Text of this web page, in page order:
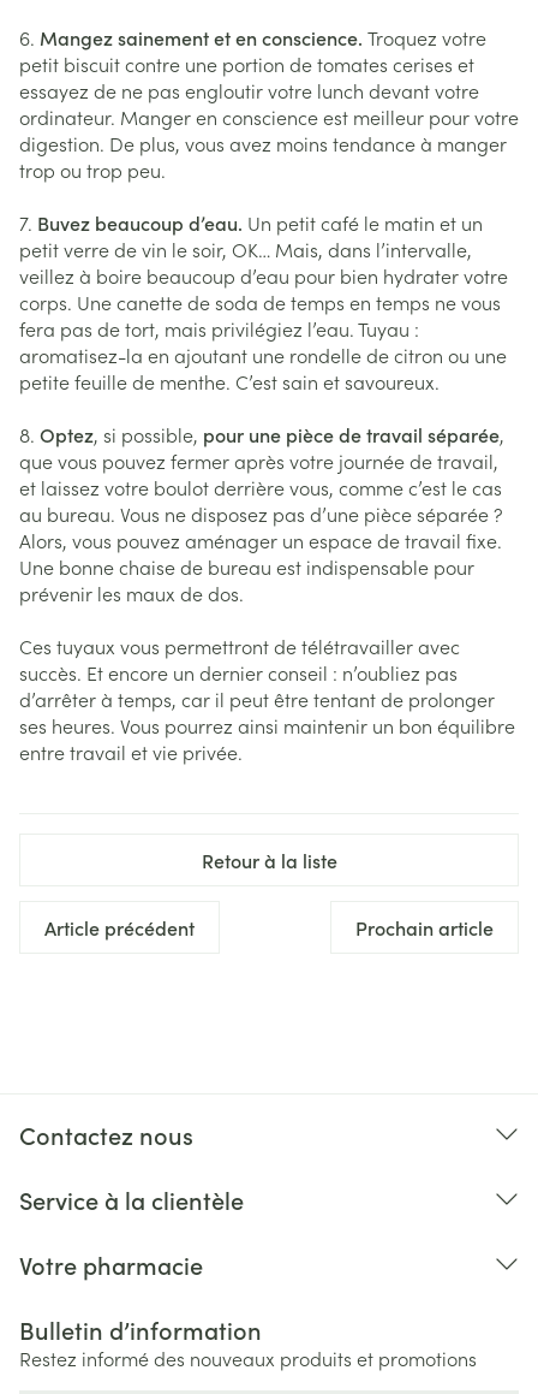
6. Mangez sainement et en conscience. Troquez votre
petit biscuit contre une portion de tomates cerises et
essayez de ne pas engloutir votre lunch devant votre
ordinateur. Manger en conscience est meilleur pour votre
digestion. De plus, vous avez moins tendance à manger
trop ou trop peu.
7. Buvez beaucoup d’eau. Un petit café le matin et un
petit verre de vin le soir, OK… Mais, dans l’intervalle,
veillez à boire beaucoup d’eau pour bien hydrater votre
corps. Une canette de soda de temps en temps ne vous
fera pas de tort, mais privilégiez l’eau. Tuyau :
aromatisez-la en ajoutant une rondelle de citron ou une
petite feuille de menthe. C’est sain et savoureux.
8. Optez, si possible, pour une pièce de travail séparée,
que vous pouvez fermer après votre journée de travail,
et laissez votre boulot derrière vous, comme c’est le cas
au bureau. Vous ne disposez pas d’une pièce séparée ?
Alors, vous pouvez aménager un espace de travail fixe.
Une bonne chaise de bureau est indispensable pour
prévenir les maux de dos.
Ces tuyaux vous permettront de télétravailler avec
succès. Et encore un dernier conseil : n’oubliez pas
d’arrêter à temps, car il peut être tentant de prolonger
ses heures. Vous pourrez ainsi maintenir un bon équilibre
entre travail et vie privée.
Retour à la liste
Article précédent Prochain article
Contactez nous
Service à la clientèle
Votre pharmacie
Bulletin d’information
Restez informé des nouveaux produits et promotions